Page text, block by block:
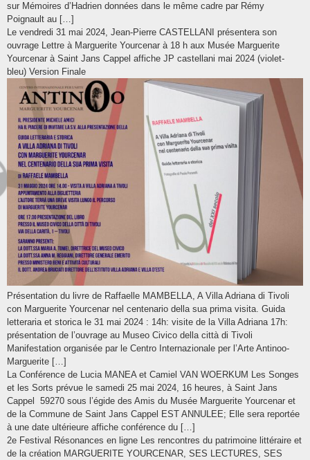
sur Mémoires d’Hadrien données dans le même cadre par Rémy
Poignault au […]
Le vendredi 31 mai 2024, Jean-Pierre CASTELLANI présentera son
ouvrage Lettre à Marguerite Yourcenar à 18 h aux Musée Marguerite
Yourcenar à Saint Jans Cappel affiche JP castellani mai 2024 (violet-
bleu) Version Finale
Présentation du livre de Raffaelle MAMBELLA, A Villa Adriana di Tivoli
con Marguerite Yourcenar nel centenario della sua prima visita. Guida
letteraria et storica le 31 mai 2024 : 14h: visite de la Villa Adriana 17h:
présentation de l’ouvrage au Museo Civico della città di Tivoli
Manifestation organisée par le Centro Internazionale per l’Arte Antinoo-
Marguerite […]
La Conférence de Lucia MANEA et Camiel VAN WOERKUM Les Songes
et les Sorts prévue le samedi 25 mai 2024, 16 heures, à Saint Jans
Cappel 59270 sous l’égide des Amis du Musée Marguerite Yourcenar et
de la Commune de Saint Jans Cappel EST ANNULEE; Elle sera reportée
à une date ultérieure affiche conférence du […]
2e Festival Résonances en ligne Les rencontres du patrimoine littéraire et
de la création MARGUERITE YOURCENAR, SES LECTURES, SES